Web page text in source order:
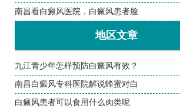
南昌看白癜风医院，白癜风患者脸
地区文章
九江青少年怎样预防白癜风有效？
南昌白癜风专科医院解说蜂蜜对白
白癜风患者可以食用什么肉类呢